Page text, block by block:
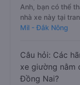
Anh, bạn có thể
nhà xe này tại
Mil - Đắk Nông
Câu hỏi: Các
xe giường
Đồng Nai?